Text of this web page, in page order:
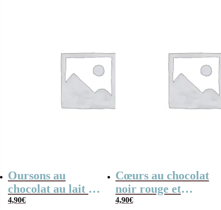
Oursons au
chocolat au lait x3
“Meilleur maître
4,90€
Cœurs au chocolat
noir rouge et
blanc x4 “Merci
4,90€